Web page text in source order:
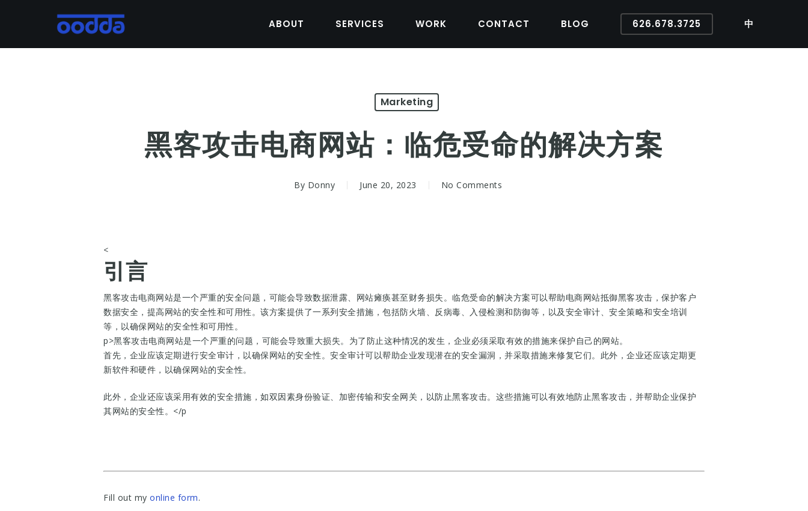
content
ABOUT SERVICES WORK CONTACT BLOG 626.678.3725 中
Marketing
黑客攻击电商网站：临危受命的解决方案
By Donny June 20, 2023 No Comments
<
引言
黑客攻击电商网站是一个严重的安全问题，可能会导致数据泄露、网站瘫痪甚至财务损失。临危受命的解决方案可以帮助电商网站抵御黑客攻击，保护客户
数据安全，提高网站的安全性和可用性。该方案提供了一系列安全措施，包括防火墙、反病毒、入侵检测和防御等，以及安全审计、安全策略和安全培训
等，以确保网站的安全性和可用性。
p>黑客攻击电商网站是一个严重的问题，可能会导致重大损失。为了防止这种情况的发生，企业必须采取有效的措施来保护自己的网站。
首先，企业应该定期进行安全审计，以确保网站的安全性。安全审计可以帮助企业发现潜在的安全漏洞，并采取措施来修复它们。此外，企业还应该定期更
新软件和硬件，以确保网站的安全性。
此外，企业还应该采用有效的安全措施，如双因素身份验证、加密传输和安全网关，以防止黑客攻击。这些措施可以有效地防止黑客攻击，并帮助企业保护
其网站的安全性。</p
Fill out my online form.